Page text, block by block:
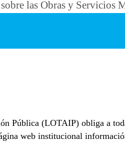
Pública (LOTAIP) obliga a
web institucional